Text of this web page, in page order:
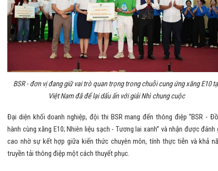
BSR - đơn vị đang giữ vai trò quan trọng trong chuỗi cung ứng xăng E10
Việt Nam đã để lại dấu ấn với giải Nhì chung cuộc
Đại diện khối doanh nghiệp, đội thi BSR mang đến thông điệp “BSR -
hành cùng xăng E10; Nhiên liệu sạch - Tương lai xanh” và nhận được đánh
cao nhờ sự kết hợp giữa kiến thức chuyên môn, tính thực tiễn và khả
truyền tải thông điệp một cách thuyết phục.